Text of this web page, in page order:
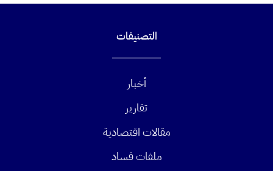
التصنيفات
أخبار
تقارير
مقالات اقتصادية
ملفات فساد